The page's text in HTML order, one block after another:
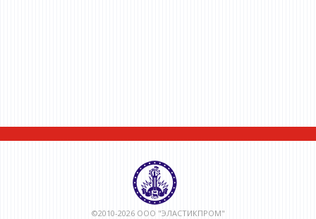
©2010-2026 ООО "ЭЛАСТИКПРОМ"